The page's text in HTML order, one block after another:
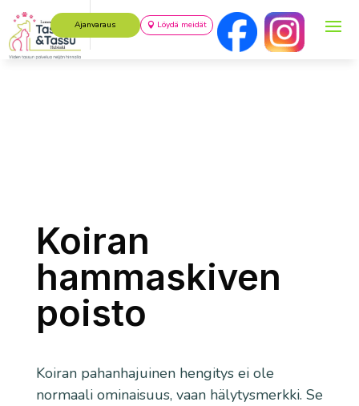
Ajanvaraus Löydä meidät
Koiran
hammaskiven
poisto
Koiran pahanhajuinen hengitys ei ole
normaali ominaisuus, vaan hälytysmerkki. Se